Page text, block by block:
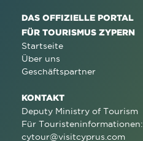
DAS OFFIZIELLE PORTAL
FÜR TOURISMUS ZYPERN
Startseite
Über uns
Geschäftspartner
KONTAKT
Deputy Ministry of Tourism
Für Touristeninformationen:
cytour@visitcyprus.com